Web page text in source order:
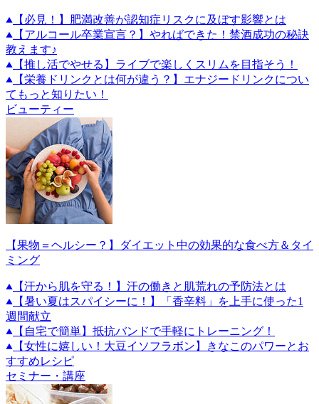
【必見！】肥満改善が認知症リスクに及ぼす影響とは
【アルコール卒業宣言？】やればできた！禁酒成功の秘訣
教えます♪
【推し活でやせる】ライブで楽しくスリムを目指そう！
【栄養ドリンクとは何が違う？】エナジードリンクについ
てもっと知りたい！
ビューティー
【果物＝ヘルシー？】ダイエット中の効果的な食べ方＆タイ
ミング
【汗から肌を守る！】汗の働きと肌荒れの予防法とは
【暑い夏はスパイシーに！】「香辛料」を上手に使った1
週間献立
【自宅で簡単】抵抗バンドで手軽にトレーニング！
【女性に嬉しい！大豆イソフラボン】きなこのパワーとお
すすめレシピ
セミナー・講座